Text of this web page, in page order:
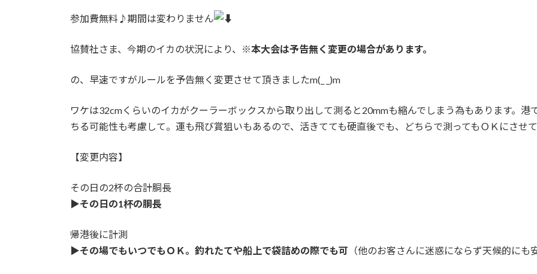
参加費無料♪期間は変わりません
協賛社さま、今期のイカの状況により、 ※本大会は予告無く変更の場合があります。
の、早速ですがルールを予告無く変更させて頂きましたm(_ _)m
ワケは32cmくらいのイカがクーラーボックスから取り出して測ると20mmも縮んでしまう為もあります。
ちる可能性も考慮して。運も飛び賞狙いもあるので、活きてても硬直後でも、どちらで測ってもＯＫにさせ
【変更内容】
その日の2杯の合計胴長
▶︎その日の1杯の胴長
帰港後に計測
▶︎その場でもいつでもＯＫ。釣れたてや船上で袋詰めの際でも可 （他のお客さんに迷惑にならず天候的にも